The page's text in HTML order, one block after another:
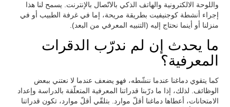
واللوحة الالكترونية والهاتف الذكي بالاتّصال بالإنترنت. يسمح لنا هذا
إجراء أنشطة كوجنيفيت بطريقة مريحة، إما في غرفة الطبيب أو في
منزلنا أو أينما نحتاج إليه (التنبيه المعرفي من البعد).
ما يحدث إن لم ندرّب الدقرات
المعرفية؟
كما يتقوي دماغنا عندما ننشّطه، فهو يضعف عندما لا نعتني ببعض
الوظائف. لذلك، إذا ما درّبنا قدراتنا المعرفية المتعلّقة بالدراسة وإعداد
الامتحانات، أعطاها دماغنا أقلّ موارد. بتلقّي أقلّ موارد، تكون قدراتنا